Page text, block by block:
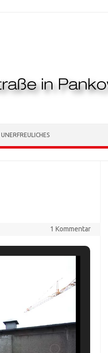
UNERFREULICHES
1 Kommentar